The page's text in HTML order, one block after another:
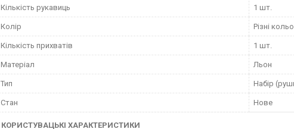
Кількість рукавиць 1 шт.
Колір Різні
Кількість прихватів 1 шт.
Матеріал Льон
Тип Набір
Стан Нове
КОРИСТУВАЦЬКI ХАРАКТЕРИСТИКИ